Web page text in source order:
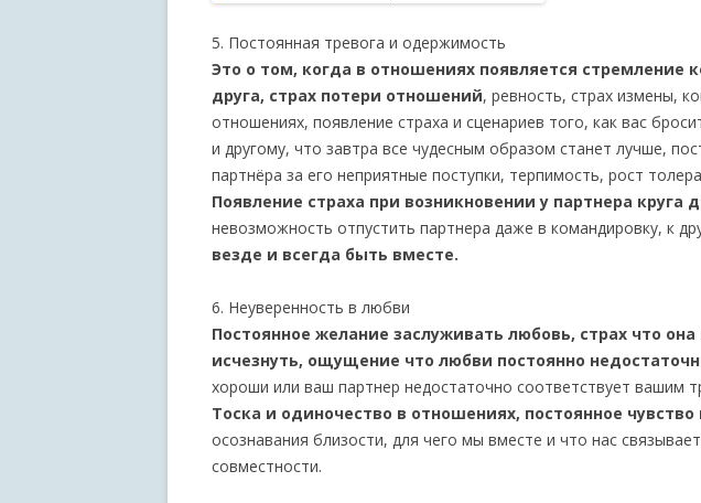
5. Постоянная тревога и одержимость
Это о том, когда в отношениях появляется стремление
друга, страх потери отношений, ревность, страх измены,
отношениях, появление страха и сценариев того, как вас
и другому, что завтра все чудесным образом станет лучше,
партнёра за его неприятные поступки, терпимость, рост
Появление страха при возникновении у партнера круга
невозможность отпустить партнера даже в командировку, к
везде и всегда быть вместе.
6. Неуверенность в любви
Постоянное желание заслуживать любовь, страх что
исчезнуть, ощущение что любви постоянно
хороши или ваш партнер недостаточно соответствует вашим
Тоска и одиночество в отношениях, постоянное чувство
осознавания близости, для чего мы вместе и что нас
совместности.